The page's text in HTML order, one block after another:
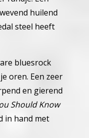
huilend
steel heeft
bluesrock
oren. Een zeer
en gierend
Should Know
in hand met